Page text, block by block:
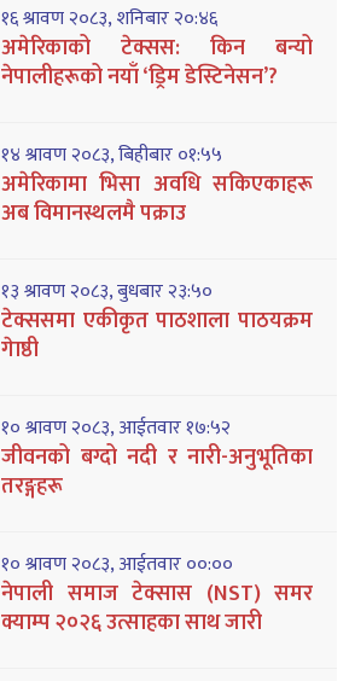
१६ श्रावण २०८३, शनिबार २०:४६
अमेरिकाको टेक्सस: किन बन्यो
नेपालीहरूको नयाँ ‘ड्रिम डेस्टिनेसन’?
१४ श्रावण २०८३, बिहीबार ०१:५५
अमेरिकामा भिसा अवधि सकिएकाहरू
अब विमानस्थलमै पक्राउ
१३ श्रावण २०८३, बुधबार २३:५०
टेक्ससमा एकीकृत पाठशाला पाठयक्रम
गेाष्ठी
१० श्रावण २०८३, आईतवार १७:५२
जीवनको बग्दो नदी र नारी-अनुभूतिका
तरङ्गहरू
१० श्रावण २०८३, आईतवार ००:००
नेपाली समाज टेक्सास (NST) समर
क्याम्प २०२६ उत्साहका साथ जारी